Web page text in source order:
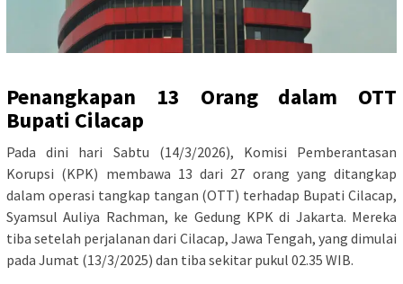
Penangkapan 13 Orang dalam OTT
Bupati Cilacap
Pada dini hari Sabtu (14/3/2026), Komisi Pemberantasan
Korupsi (KPK) membawa 13 dari 27 orang yang ditangkap
dalam operasi tangkap tangan (OTT) terhadap Bupati Cilacap,
Syamsul Auliya Rachman, ke Gedung KPK di Jakarta. Mereka
tiba setelah perjalanan dari Cilacap, Jawa Tengah, yang dimulai
pada Jumat (13/3/2025) dan tiba sekitar pukul 02.35 WIB.